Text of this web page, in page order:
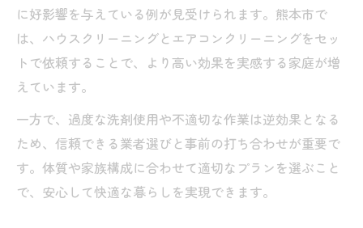
に好影響を与えている例が見受けられます。熊本市で
は、ハウスクリーニングとエアコンクリーニングをセッ
トで依頼することで、より高い効果を実感する家庭が増
えています。
一方で、過度な洗剤使用や不適切な作業は逆効果となる
ため、信頼できる業者選びと事前の打ち合わせが重要で
す。体質や家族構成に合わせて適切なプランを選ぶこと
で、安心して快適な暮らしを実現できます。